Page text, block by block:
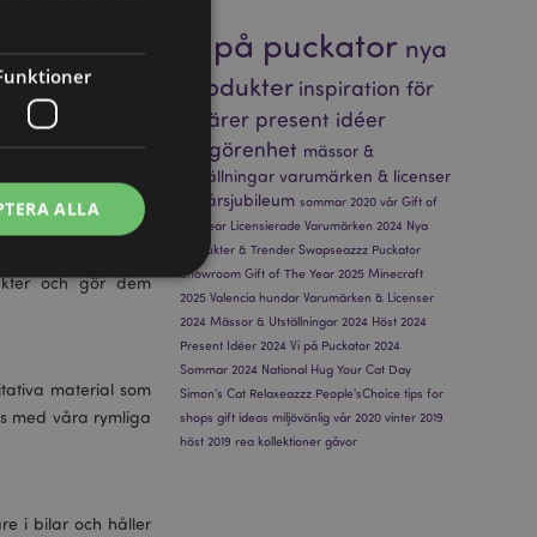
hjälpa till. Våra
för utflykter och
skyddar
återfuktad och
och gör dem
material som
med våra rymliga
i bilar och håller
vi på puckator nya
produkter inspiration för
affärer present idéer
välgörenhet mässor &
utställningar varumärken & licenser
30-årsjubileum sommar 2020 vår Gift of
the Year Licensierade Varumärken 2024 Nya
Produkter & Trender Swapseazzz Puckator
Showroom Gift of The Year 2025 Minecraft
2025 Valencia hundar Varumärken & Licenser
2024 Mässor & Utställningar 2024 Höst 2024
Present Idéer 2024 Vi på Puckator 2024
Sommar 2024 National Hug Your Cat Day
Simon's Cat Relaxeazzz People'sChoice tips for
shops gift ideas miljövänlig vår 2020 vinter 2019
höst 2019 rea kollektioner gåvor
ALLA
måste